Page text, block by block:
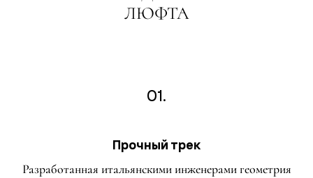
ЛЮФТА
01.
Прочный трек
Разработанная итальянскими инженерами геометрия